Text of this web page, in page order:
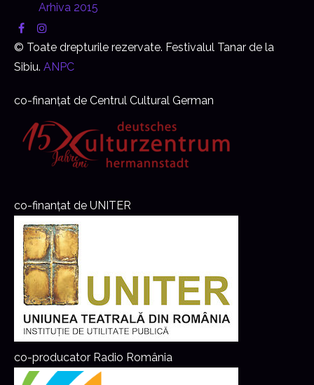
Arhiva 2015
© Toate drepturile rezervate. Festivalul Tanar de la
Sibiu. ANPC
co-finanțat de Centrul Cultural German
co-finanțat de UNITER
co-producator Radio România